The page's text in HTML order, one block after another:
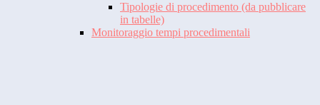
Tipologie di procedimento (da pubblicare
in tabelle)
Monitoraggio tempi procedimentali